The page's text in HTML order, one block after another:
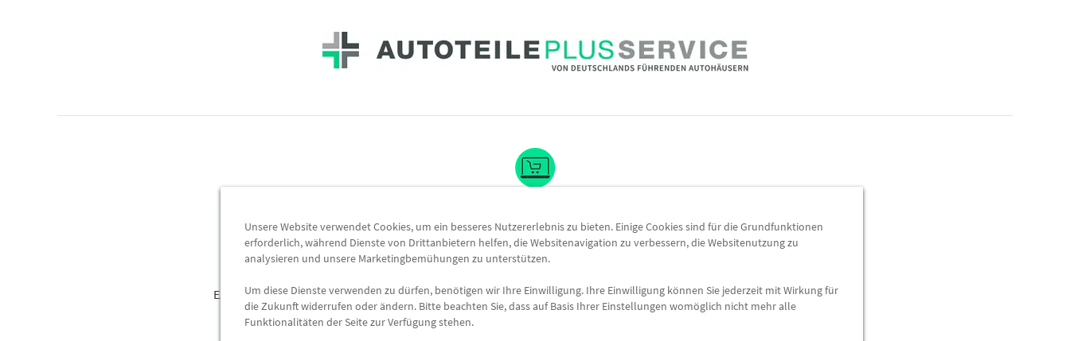
Herzlich willkommen bei AutoteilePlusService
Es erwartet Sie ein großes Sortiment aus Originalteilen und markenspezifischem Zubehör – zur Lieferung und Abholung.
Nach Ihrer Auswahl des Shops werden Sie direkt in den Autohaus-Onlineshop weitergeleitet.
Wir wünschen Ihnen viel Spaß beim Shoppen!
Unsere Website verwendet Cookies, um ein besseres Nutzererlebnis zu bieten. Einige Cookies sind für die Grundfunktionen
erforderlich, während Dienste von Drittanbietern helfen, die Websitenavigation zu verbessern, die Websitenutzung zu
analysieren und unsere Marketingbemühungen zu unterstützen.
Um diese Dienste verwenden zu dürfen, benötigen wir Ihre Einwilligung. Ihre Einwilligung können Sie jederzeit mit Wirkung für
die Zukunft widerrufen oder ändern. Bitte beachten Sie, dass auf Basis Ihrer Einstellungen womöglich nicht mehr alle
Funktionalitäten der Seite zur Verfügung stehen.